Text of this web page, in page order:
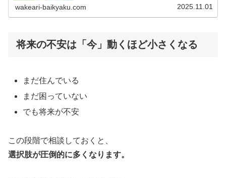
wakeari-baikyaku.com 2025.11.01
将来の不安は「今」動くほど小さくなる
まだ住んでいる
まだ困っていない
でも将来が不安
この段階で相談しておくと、
選択肢が圧倒的に多くなります。